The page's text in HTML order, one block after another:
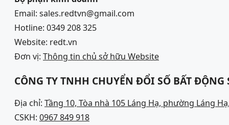
Email: sales.redtvn@gmail.com
Hotline: 0349 208 325
Website: redt.vn
Đơn vị: Thông tin chủ sở hữu Website
CÔNG TY TNHH CHUYỂN ĐỔI SỐ BẤT ĐỘNG
Địa chỉ: Tầng 10, Tòa nhà 105 Láng Hạ, phường Láng
CSKH: 0967 849 918